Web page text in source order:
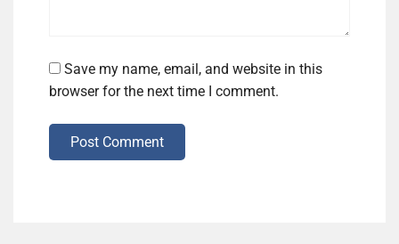
Save my name, email, and website in this
browser for the next time I comment.
Post Comment